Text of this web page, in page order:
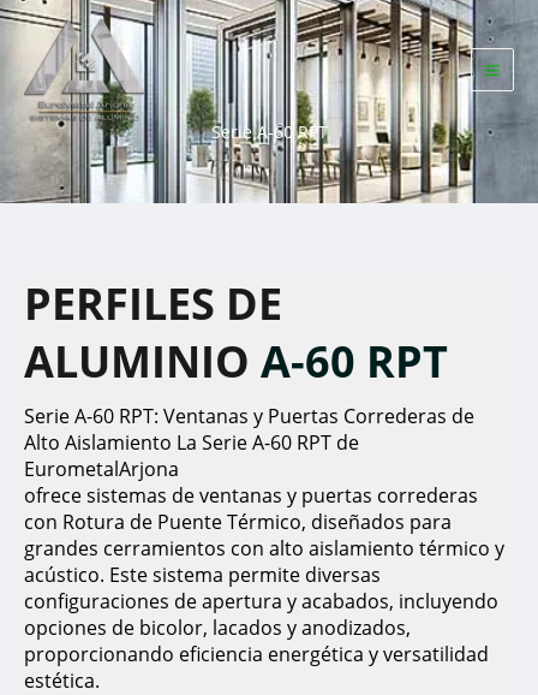
Skip
content
Serie A-60 RPT
PERFILES DE
ALUMINIO A-60 RPT
Serie A-60 RPT: Ventanas y Puertas Correderas de
Alto Aislamiento La Serie A-60 RPT de
EurometalArjona
ofrece sistemas de ventanas y puertas correderas
con Rotura de Puente Térmico, diseñados para
grandes cerramientos con alto aislamiento térmico y
acústico. Este sistema permite diversas
configuraciones de apertura y acabados, incluyendo
opciones de bicolor, lacados y anodizados,
proporcionando eficiencia energética y versatilidad
estética.